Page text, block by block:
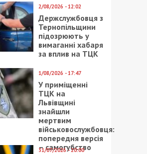
2/08/2026 - 12:02
Держслужбовця з
Тернопільщини
підозрюють у
вимаганні хабаря
за вплив на ТЦК
1/08/2026 - 17:47
У приміщенні
ТЦК на
Львівщині
знайшли
мертвим
військовослужбовця:
попередня версія
– самогубство
31/07/2026 - 20:00